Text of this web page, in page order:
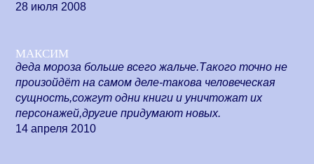
28 июля 2008
максим
деда мороза больше всего жальче.Такого точно не
произойдёт на самом деле-такова человеческая
сущность,сожгут одни книги и уничтожат их
персонажей,другие придумают новых.
14 апреля 2010